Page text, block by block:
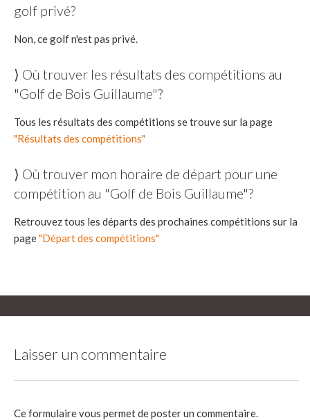
golf privé?
Non, ce golf n'est pas privé.
⟩ Où trouver les résultats des compétitions au
"Golf de Bois Guillaume"?
Tous les résultats des compétitions se trouve sur la page
"Résultats des compétitions"
⟩ Où trouver mon horaire de départ pour une
compétition au "Golf de Bois Guillaume"?
Retrouvez tous les départs des prochaines compétitions sur la
page"Départ des compétitions"
Laisser un commentaire
Ce formulaire vous permet de poster un commentaire.